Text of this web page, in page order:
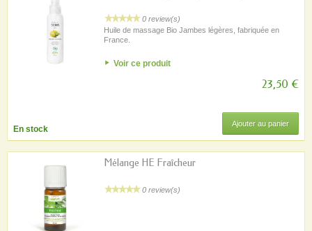
0 review(s)
Huile de massage Bio Jambes légères, fabriquée en
France.
Voir ce produit
23,50 €
En stock
Ajouter au panier
Mélange HE Fraîcheur
0 review(s)